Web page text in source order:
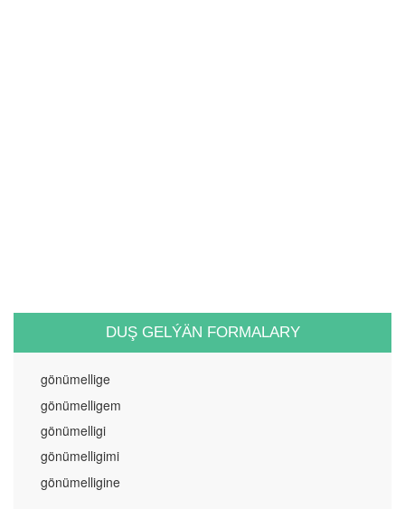
DUŞ GELÝÄN FORMALARY
gönümellige
gönümelligem
gönümelligi
gönümelligimi
gönümelligine